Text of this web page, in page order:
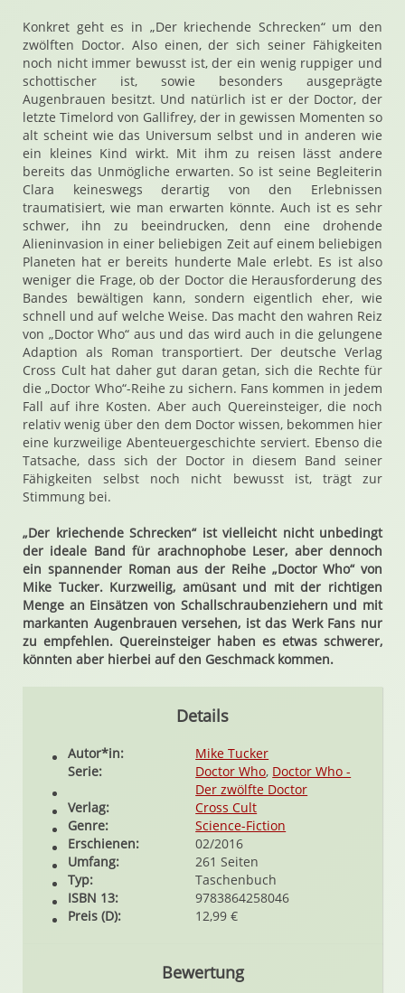
Konkret geht es in „Der kriechende Schrecken“ um den
zwölften Doctor. Also einen, der sich seiner Fähigkeiten
noch nicht immer bewusst ist, der ein wenig ruppiger und
schottischer ist, sowie besonders ausgeprägte
Augenbrauen besitzt. Und natürlich ist er der Doctor, der
letzte Timelord von Gallifrey, der in gewissen Momenten so
alt scheint wie das Universum selbst und in anderen wie
ein kleines Kind wirkt. Mit ihm zu reisen lässt andere
bereits das Unmögliche erwarten. So ist seine Begleiterin
Clara keineswegs derartig von den Erlebnissen
traumatisiert, wie man erwarten könnte. Auch ist es sehr
schwer, ihn zu beeindrucken, denn eine drohende
Alieninvasion in einer beliebigen Zeit auf einem beliebigen
Planeten hat er bereits hunderte Male erlebt. Es ist also
weniger die Frage, ob der Doctor die Herausforderung des
Bandes bewältigen kann, sondern eigentlich eher, wie
schnell und auf welche Weise. Das macht den wahren Reiz
von „Doctor Who“ aus und das wird auch in die gelungene
Adaption als Roman transportiert. Der deutsche Verlag
Cross Cult hat daher gut daran getan, sich die Rechte für
die „Doctor Who“-Reihe zu sichern. Fans kommen in jedem
Fall auf ihre Kosten. Aber auch Quereinsteiger, die noch
relativ wenig über den dem Doctor wissen, bekommen hier
eine kurzweilige Abenteuergeschichte serviert. Ebenso die
Tatsache, dass sich der Doctor in diesem Band seiner
Fähigkeiten selbst noch nicht bewusst ist, trägt zur
Stimmung bei.
„Der kriechende Schrecken“ ist vielleicht nicht unbedingt
der ideale Band für arachnophobe Leser, aber dennoch
ein spannender Roman aus der Reihe „Doctor Who“ von
Mike Tucker. Kurzweilig, amüsant und mit der richtigen
Menge an Einsätzen von Schallschraubenziehern und mit
markanten Augenbrauen versehen, ist das Werk Fans nur
zu empfehlen. Quereinsteiger haben es etwas schwerer,
könnten aber hierbei auf den Geschmack kommen.
Details
Autor*in:
Mike Tucker
Serie:
Doctor Who, Doctor Who -
Der zwölfte Doctor
Verlag:
Cross Cult
Genre:
Science-Fiction
Erschienen:
02/2016
Umfang:
261 Seiten
Typ:
Taschenbuch
ISBN 13:
9783864258046
Preis (D):
12,99 €
Bewertung